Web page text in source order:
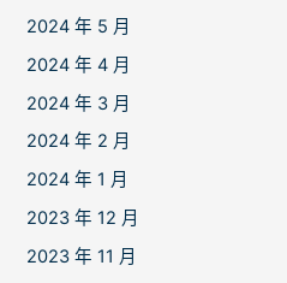
2024 年 5 月
2024 年 4 月
2024 年 3 月
2024 年 2 月
2024 年 1 月
2023 年 12 月
2023 年 11 月